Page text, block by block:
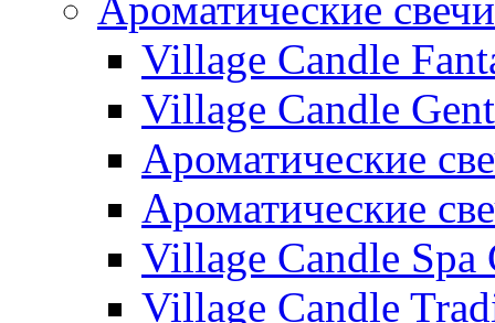
Ароматические
Village Candle
Village Candle
Ароматические
Ароматические
Village Candle Spa
Village Candle